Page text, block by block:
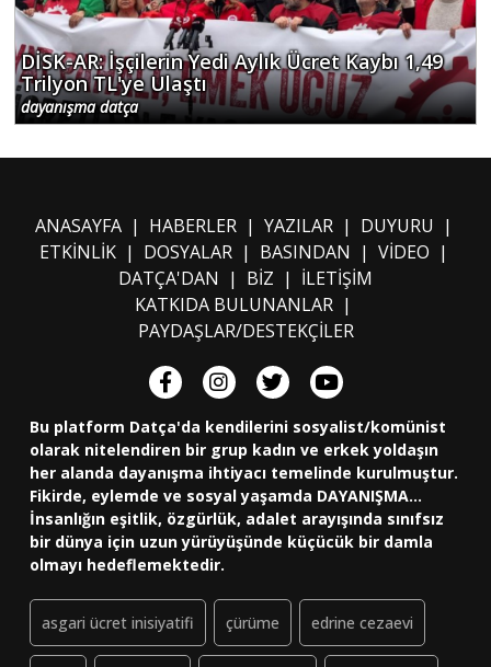
DİSK-AR: İşçilerin Yedi Aylık Ücret Kaybı 1,49
Trilyon TL'ye Ulaştı
dayanışma datça
ANASAYFA| HABERLER| YAZILAR| DUYURU |
ETKİNLİK| DOSYALAR| BASINDAN | VİDEO |
DATÇA'DAN | BİZ | İLETİŞİM
KATKIDA BULUNANLAR |
PAYDAŞLAR/DESTEKÇİLER
Bu platform Datça'da kendilerini sosyalist/komünist
olarak nitelendiren bir grup kadın ve erkek yoldaşın
her alanda dayanışma ihtiyacı temelinde kurulmuştur.
Fikirde, eylemde ve sosyal yaşamda DAYANIŞMA...
İnsanlığın eşitlik, özgürlük, adalet arayışında sınıfsız
bir dünya için uzun yürüyüşünde küçücük bir damla
olmayı hedeflemektedir.
asgari ücret inisiyatifi çürüme edrine cezaevi